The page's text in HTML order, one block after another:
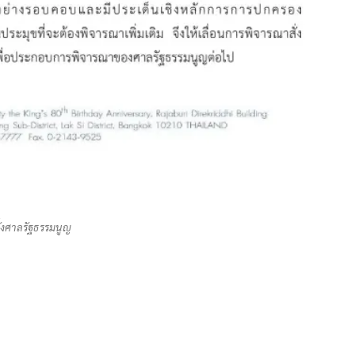
ศาลรัฐธรรมนูญ